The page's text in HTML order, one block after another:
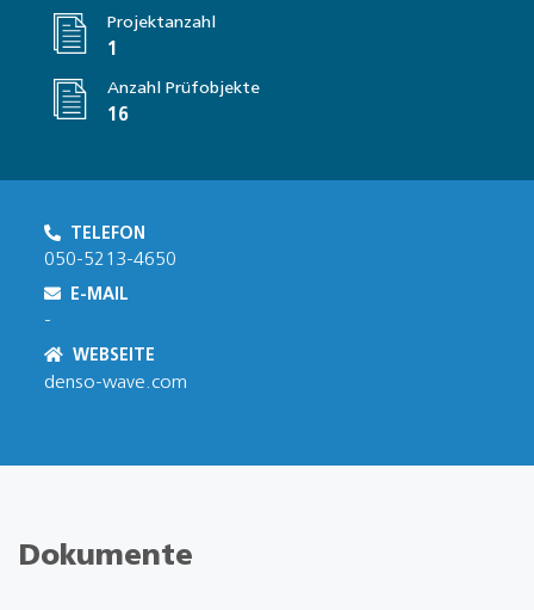
Projektanzahl
1
Anzahl Prüfobjekte
16
TELEFON
050-5213-4650
E-MAIL
-
WEBSEITE
denso-wave.com
Dokumente